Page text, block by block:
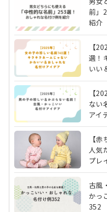
前」
紹介
【
選！
いい
【
ない
アイ
【
人気
プレ
古風
かっ
352